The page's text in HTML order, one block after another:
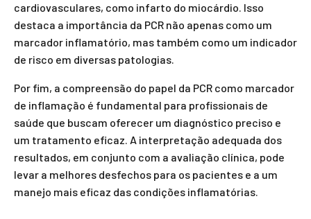
cardiovasculares, como infarto do miocárdio. Isso
destaca a importância da PCR não apenas como um
marcador inflamatório, mas também como um indicador
de risco em diversas patologias.
Por fim, a compreensão do papel da PCR como marcador
de inflamação é fundamental para profissionais de
saúde que buscam oferecer um diagnóstico preciso e
um tratamento eficaz. A interpretação adequada dos
resultados, em conjunto com a avaliação clínica, pode
levar a melhores desfechos para os pacientes e a um
manejo mais eficaz das condições inflamatórias.